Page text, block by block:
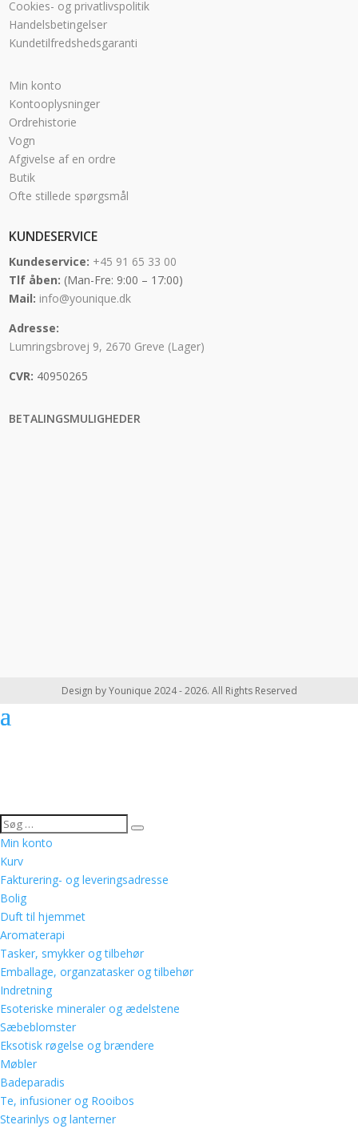
Cookies- og privatlivspolitik
Handelsbetingelser
Kundetilfredshedsgaranti
Min konto
Kontooplysninger
Ordrehistorie
Vogn
Afgivelse af en ordre
Butik
Ofte stillede spørgsmål
KUNDESERVICE
Kundeservice: +45 91 65 33 00
Tlf åben: (Man-Fre: 9:00 – 17:00)
Mail: info@younique.dk
Adresse:
Lumringsbrovej 9, 2670 Greve (Lager)
CVR: 40950265
BETALINGSMULIGHEDER
Design by Younique 2024 - 2026. All Rights Reserved
Min konto
Kurv
Fakturering- og leveringsadresse
Bolig
Duft til hjemmet
Aromaterapi
Tasker, smykker og tilbehør
Emballage, organzatasker og tilbehør
Indretning
Esoteriske mineraler og ædelstene
Sæbeblomster
Eksotisk røgelse og brændere
Møbler
Badeparadis
Te, infusioner og Rooibos
Stearinlys og lanterner